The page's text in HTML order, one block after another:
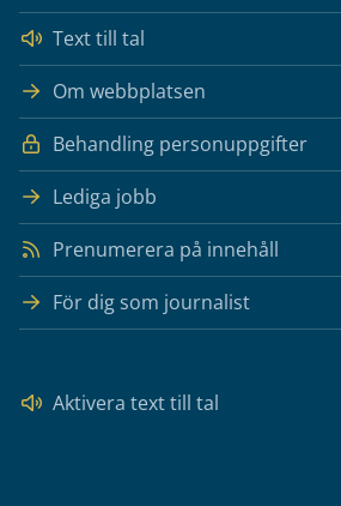
Text till tal
Om webbplatsen
Behandling personuppgifter
Lediga jobb
Prenumerera på innehåll
För dig som journalist
Aktivera text till tal